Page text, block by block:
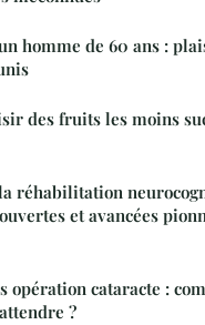
homme de 60 ans :
des fruits les moins
réhabilitation
et avancées
opération cataracte :
?